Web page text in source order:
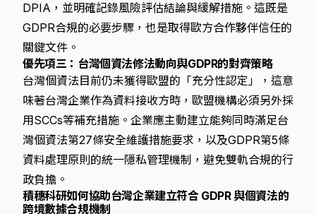
DPIA，並明確記錄風險評估結論與緩解措施。這既是
GDPR合規的必要步驟，也是取得歐方合作夥伴信任的
關鍵文件。
優先項三：台灣個資法修法動向與GDPR的對齊策略
台灣個資法目前仍未獲得歐盟的「充分性認定」，這意
味著台灣企業作為資料接收方時，歐盟機構必須另外採
用SCCs等補充措施。企業應主動建立能夠同時滿足台
灣個資法第27條安全維護措施要求，以及GDPR第5條
資料處理原則的統一隱私管理機制，避免雙軌合規的行
政負擔。
積穗科研如何協助台灣企業建立符合 GDPR 與個資法的
跨境數據合規機制